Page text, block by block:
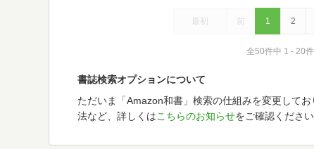
最初 前 1 2
全50件中 1 - 20
書誌検索オプションについて
ただいま「Amazon和書」検索の仕組みを変更して
法など、詳しくはこちらのお知らせをご確認ください